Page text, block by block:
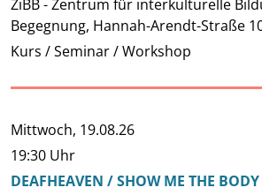
ZiBB - Zentrum für interkulturelle
Begegnung, Hannah-Arendt-Straße
Kurs / Seminar / Workshop
Mittwoch, 19.08.26
19:30 Uhr
DEAFHEAVEN / SHOW ME THE BODY